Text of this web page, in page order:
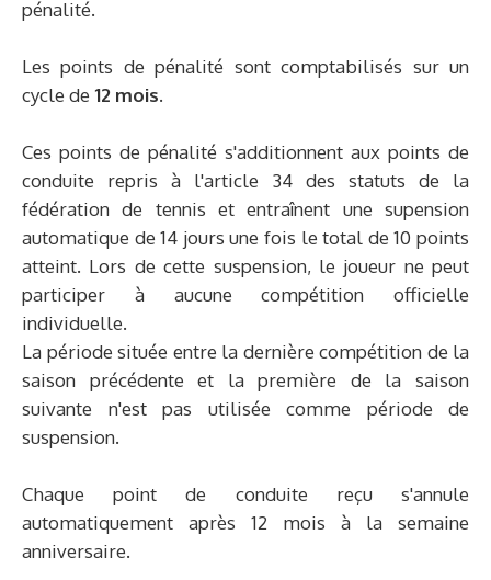
pénalité.
Les points de pénalité sont comptabilisés sur un
cycle de 12 mois.
Ces points de pénalité s'additionnent aux points de
conduite repris à l'article 34 des statuts de la
fédération de tennis et entraînent une supension
automatique de 14 jours une fois le total de 10 points
atteint. Lors de cette suspension, le joueur ne peut
participer à aucune compétition officielle
individuelle.
La période située entre la dernière compétition de la
saison précédente et la première de la saison
suivante n'est pas utilisée comme période de
suspension.
Chaque point de conduite reçu s'annule
automatiquement après 12 mois à la semaine
anniversaire.